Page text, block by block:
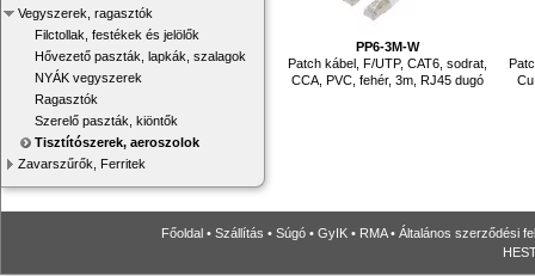
Vegyszerek, ragasztók
Filctollak, festékek és jelölők
Hővezető paszták, lapkák, szalagok
NYÁK vegyszerek
Ragasztók
Szerelő paszták, kiöntők
Tisztítószerek, aeroszolok
Zavarszűrők, Ferritek
PP6-3M-W
Patch kábel, F/UTP, CAT6, sodrat,
CCA, PVC, fehér, 3m, RJ45 dugó
Főoldal • Szállítás • Súgó • GyIK • RMA• Általános szerződési